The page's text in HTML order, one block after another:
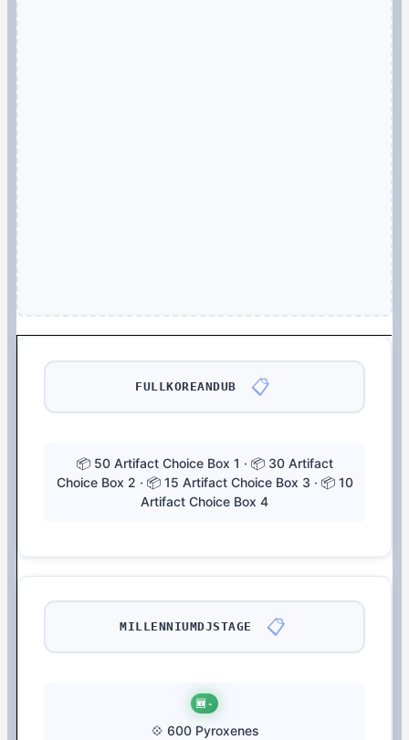
FULLKOREANDUB 📋
📦 50 Artifact Choice Box 1 · 📦 30 Artifact
Choice Box 2 · 📦 15 Artifact Choice Box 3 · 📦 10
Artifact Choice Box 4
MILLENNIUMDJSTAGE 📋
🆕 -
💠 600 Pyroxenes